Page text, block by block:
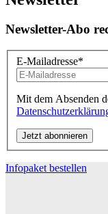
Newsletter-Abo
E-Mailadresse*
Mit dem Absenden
Infopaket bestellen